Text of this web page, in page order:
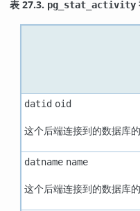
表 27.3. pg_stat_activity
datid oid
这个后端连接到的数据库
datname name
这个后端连接到的数据库